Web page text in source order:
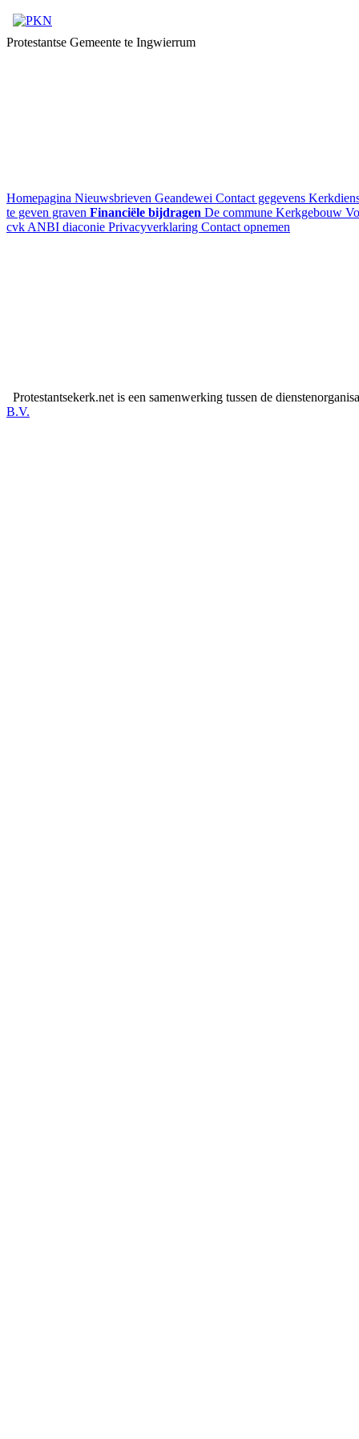
Protestantse Gemeente te Ingwierrum
Homepagina Nieuwsbrieven Geandewei Contact gegevens
te geven graven Financiële bijdragen De commune Kerkgebouw
cvk ANBI diaconie Privacyverklaring Contact opnemen
Protestantsekerk.net is een samenwerking tussen de
B.V.